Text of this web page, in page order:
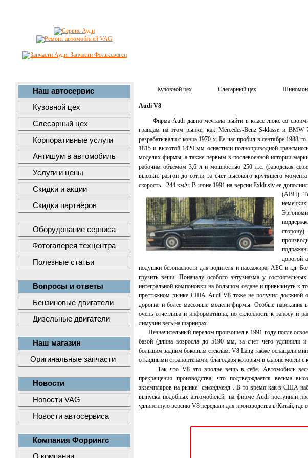
Наш автосервис
Кузовной цех
Слесарный цех
Корпоративные услуги
Антишум в автомобиль
Услуги и цены
Скидки и акции
Скидки партнёров
Оборудование сервиса
Фотогалерея техцентра
Полезные статьи
Вопросы и ответы
Бензиновые двигатели
Дизельные двигатели
Наш магазин
Оригинальные запчасти
Новости
Новости VAG
Новости автосервиса
Компания Форрингс
Кузовной цех Слесарный цех
Audi V8
Фирма Audi давно мечтала выйти в класс люкс со
грандам на этом рынке, как Mercedes-Benz S-klasse и
разрабатывали с конца 1970-х. Ее час пробил в сентябре
1815 и высотой 1420 мм оснастили полноприводной
моделях фирмы, а также первым в послевоенной истории
рабочим объемом 3,6 л и мощностью 250 л.с. (заводская
высоки: разгон до сотни за счет высокого крутящего
скорость - 244 км/ч. В июне 1991 на версии Exklusiv ее
(ABH).
дорогой
подушки безопасности для водителя и пассажира, АБС и т.д.
грузить вещи. Поначалу особого энтузиазма у
интегральной компоновки на большом седане и привыкнуть
престижном рынке США Audi V8 тоже не получил должной
дорогие и более массовые модели фирмы. Особые нарекания
очень отчетлива и информативна, но склонность к заносу и
лимузин весь на шарнирах.
Незначительный перелом произошел в 1991 году после
базой (длина возросла до 5190 мм, за счет чего
большим задним боковым стеклам. V8 Lang также оснащали
откидными страпонтенами, благодаря которым в салоне могли с
Так что V8 это вполне вещь в себе. Автомобиль
прекращения производства, что подтверждается весьма
экземпляров на рынке "сэкондхенд". В то время как в США
выпуска подобных автомобилей, на фирме Audi поступили
удлиненную версию V8 передали для производства в Китай,